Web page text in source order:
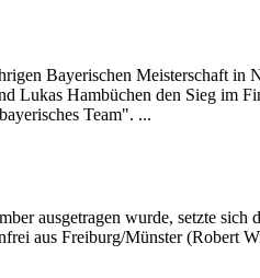
Bayerischen Meisterschaft in
Hambüchen den Sieg im
Team". ...
ausgetragen wurde, setzte
aus Freiburg/Münster (Robert